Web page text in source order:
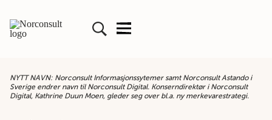
NYTT NAVN: Norconsult Informasjonssytemer samt Norconsult Astando i
Sverige endrer navn til Norconsult Digital. Konserndirektør i Norconsult
Digital, Kathrine Duun Moen, gleder seg over bl.a. ny merkevarestrategi.